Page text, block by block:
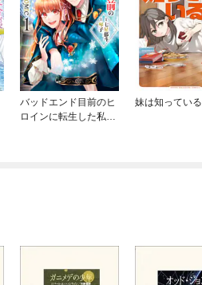
バッドエンド目前のヒ
ロインに転生した私、
妹は知っている